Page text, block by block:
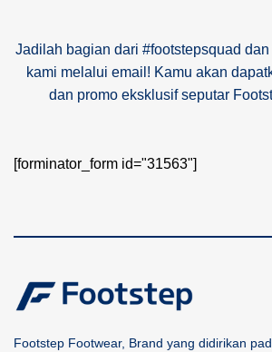
Jadilah bagian dari #footstepsquad
kami melalui email! Kamu akan
dan promo eksklusif seputar
[forminator_form id="31563"]
Footstep Footwear, Brand yang didirikan